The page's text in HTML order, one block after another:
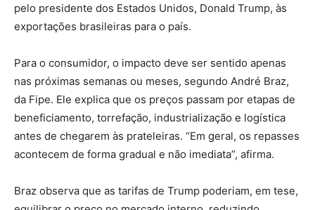
pelo presidente dos Estados Unidos, Donald Trump, às
exportações brasileiras para o país.
Para o consumidor, o impacto deve ser sentido apenas
nas próximas semanas ou meses, segundo André Braz,
da Fipe. Ele explica que os preços passam por etapas de
beneficiamento, torrefação, industrialização e logística
antes de chegarem às prateleiras. “Em geral, os repasses
acontecem de forma gradual e não imediata”, afirma.
Braz observa que as tarifas de Trump poderiam, em tese,